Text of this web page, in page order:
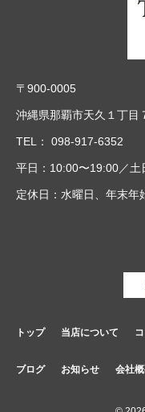
全対策を実施し個人
■個人情報の利用目的
本ウェブサイトでは
名前、e-mailアドレス
ただく場合がござい
ただく際の目的以外
らお預かりした個人
■個人情報の第三者へ
し、次のいずれかに
〒900-0005
沖縄県那覇市天久１丁
TEL： 098-917-6352
平日：10:00〜19:00／
定休日：水曜日、年末年
トップ 当店について
ブログ お知らせ 会社